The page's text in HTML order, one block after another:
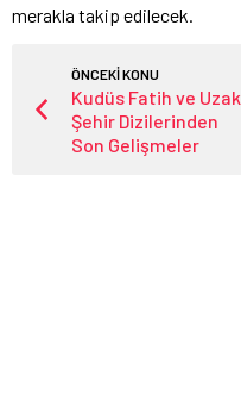
merakla takip edilecek.
ÖNCEKİ KONU
Kudüs Fatih ve Uzak
Şehir Dizilerinden
Son Gelişmeler